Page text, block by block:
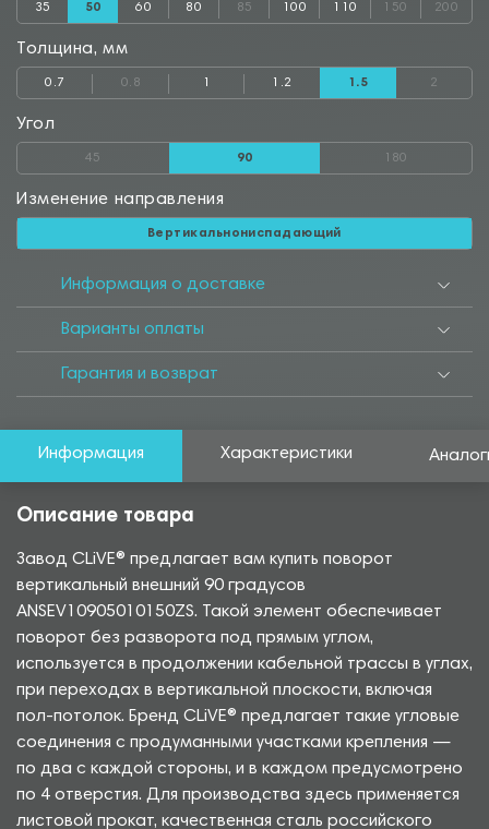
35 50 60 80 85 100 110 150 200
Толщина, мм
0.7 0.8 1.2 1.5 2
Угол
45 90 180
Изменение направления
Вертикальнониспадающий
Информация о доставке
Варианты оплаты
Гарантия и возврат
Информация Характеристики
Описание товара
Завод CLiVE® предлагает вам купить поворот
вертикальный внешний 90 градусов
ANSEV10905010150ZS. Такой элемент обеспечивает
поворот без разворота под прямым углом,
используется в продолжении кабельной трассы в углах,
при переходах в вертикальной плоскости, включая
пол-потолок. Бренд CLiVE® предлагает такие угловые
соединения с продуманными участками крепления —
по два с каждой стороны, и в каждом предусмотрено
по 4 отверстия. Для производства здесь применяется
листовой прокат, качественная сталь российского